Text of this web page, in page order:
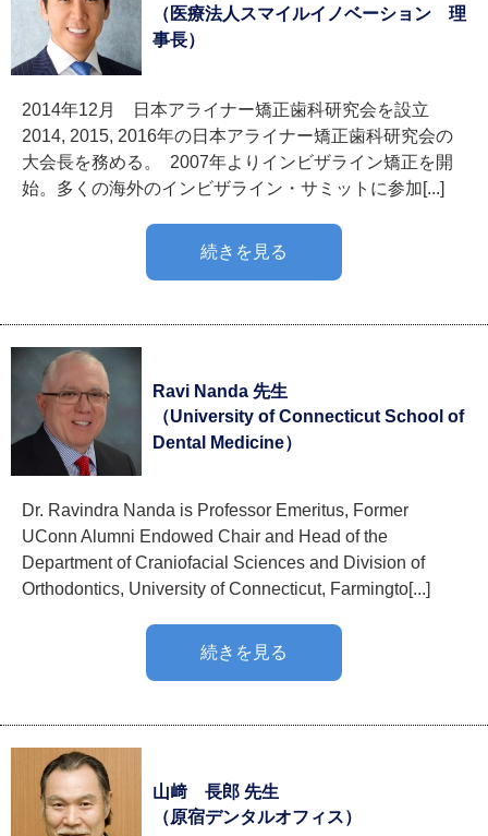
（医療法人スマイルイノベーション 理
事長）
2014年12月 日本アライナー矯正歯科研究会を設立
2014, 2015, 2016年の日本アライナー矯正歯科研究会の
大会長を務める。 2007年よりインビザライン矯正を開
始。多くの海外のインビザライン・サミットに参加[...]
続きを見る
Ravi Nanda 先生
（University of Connecticut School of
Dental Medicine）
Dr. Ravindra Nanda is Professor Emeritus, Former
UConn Alumni Endowed Chair and Head of the
Department of Craniofacial Sciences and Division of
Orthodontics, University of Connecticut, Farmingto[...]
続きを見る
山﨑 長郎 先生
（原宿デンタルオフィス）